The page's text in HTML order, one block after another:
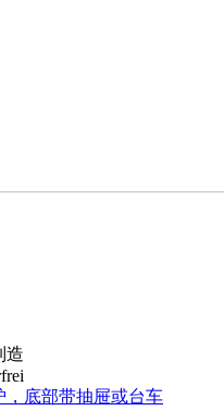
造
，底部带抽屉或台车